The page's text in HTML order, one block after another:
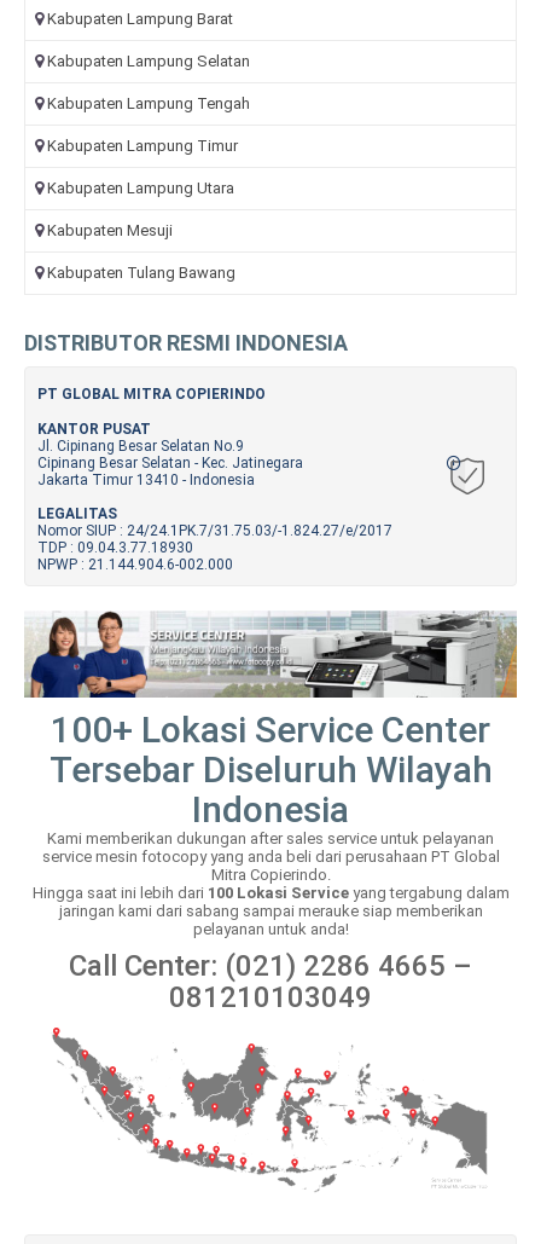
Kabupaten Lampung Barat
Kabupaten Lampung Selatan
Kabupaten Lampung Tengah
Kabupaten Lampung Timur
Kabupaten Lampung Utara
Kabupaten Mesuji
Kabupaten Tulang Bawang
DISTRIBUTOR RESMI INDONESIA
PT GLOBAL MITRA COPIERINDO
KANTOR PUSAT
Jl. Cipinang Besar Selatan No.9
Cipinang Besar Selatan - Kec. Jatinegara
Jakarta Timur 13410 - Indonesia
LEGALITAS
Nomor SIUP : 24/24.1PK.7/31.75.03/-1.824.27/e/2017
TDP : 09.04.3.77.18930
NPWP : 21.144.904.6-002.000
100+ Lokasi Service Center
Tersebar Diseluruh Wilayah
Indonesia
Kami memberikan dukungan after sales service untuk pelayanan
service mesin fotocopy yang anda beli dari perusahaan PT Global
Mitra Copierindo.
Hingga saat ini lebih dari 100 Lokasi Serviceyang tergabung dalam
jaringan kami dari sabang sampai merauke siap memberikan
pelayanan untuk anda!
Call Center: (021) 2286 4665 –
081210103049